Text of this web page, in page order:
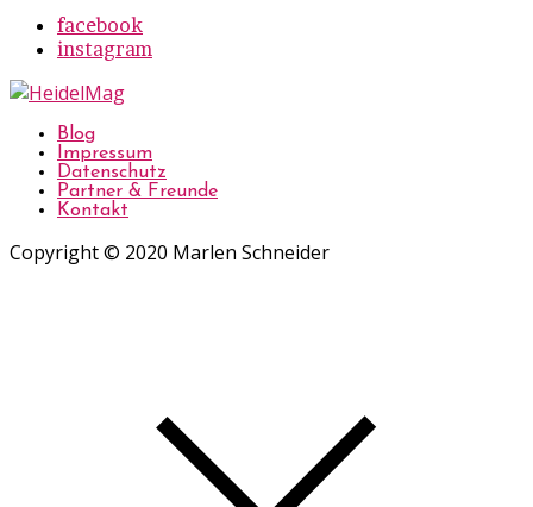
facebook
instagram
Blog
Impressum
Datenschutz
Partner & Freunde
Kontakt
Copyright © 2020 Marlen Schneider